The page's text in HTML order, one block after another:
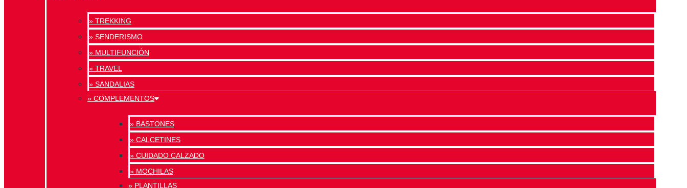
» TREKKING
» SENDERISMO
» MULTIFUNCIÓN
» TRAVEL
» SANDALIAS
» COMPLEMENTOS
» BASTONES
» CALCETINES
» CUIDADO CALZADO
» MOCHILAS
» PLANTILLAS